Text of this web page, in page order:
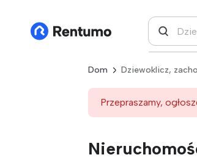
Dom Dziewoklicz,
Przepraszamy,